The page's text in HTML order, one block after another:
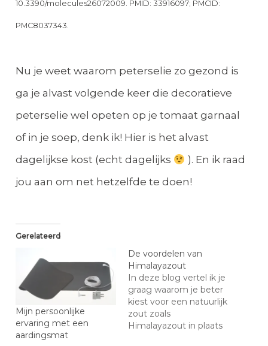
10.3390/molecules26072009. PMID: 33916097; PMCID:
PMC8037343.
Nu je weet waarom peterselie zo gezond is
ga je alvast volgende keer die decoratieve
peterselie wel opeten op je tomaat garnaal
of in je soep, denk ik! Hier is het alvast
dagelijkse kost (echt dagelijks
). En ik raad
jou aan om net hetzelfde te doen!
Gerelateerd
Mijn persoonlijke
ervaring met een
aardingsmat
De voordelen van
Himalayazout
In deze blog vertel ik je
graag waarom je beter
kiest voor een natuurlijk
zout zoals
Himalayazout in plaats